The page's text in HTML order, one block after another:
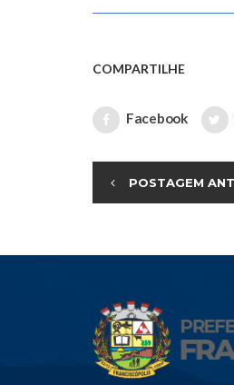
COMPARTILHE
Facebook
POSTAGEM